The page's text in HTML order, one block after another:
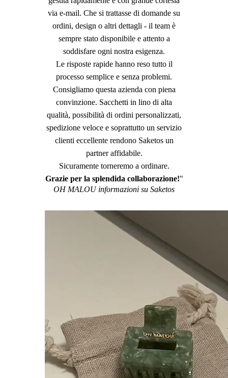
via e-mail. Che si trattasse di domande su
ordini, design o altri dettagli - il team è
sempre stato disponibile e attento a
soddisfare ogni nostra esigenza.
Le risposte rapide hanno reso tutto il
processo semplice e senza problemi.
Consigliamo questa azienda con piena
convinzione. Sacchetti in lino di alta
qualità, possibilità di ordini personalizzati,
spedizione veloce e soprattutto un servizio
clienti eccellente rendono Saketos un
partner affidabile.
Sicuramente torneremo a ordinare.
Grazie per la splendida collaborazione!"
OH MALOU informazioni su Saketos